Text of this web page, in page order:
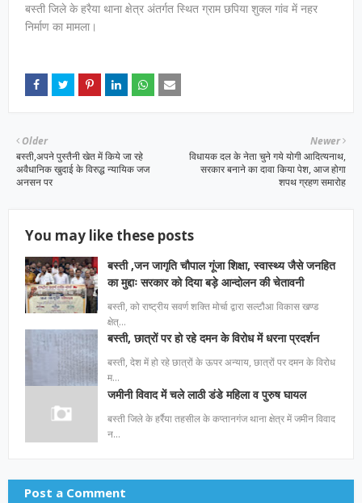
बस्ती जिले के हरैया थाना क्षेत्र अंतर्गत स्थित ग्राम छपिया शुक्ल गांव में नहर
निर्माण का मामला।
Newer
विधायक दल के नेता चुने गये योगी आदित्यनाथ,
सरकार बनाने का दावा किया पेश, आज होगा
शपथ ग्रहण समारोह
Older
बस्ती,अपने पुस्तैनी खेत में किये जा रहे
अवैधानिक खुदाई के विरुद्ध न्यायिक जज
अनसन पर
You may like these posts
बस्ती ,जन जागृति चौपाल गूंजा शिक्षा, स्वास्थ्य जैसे जनहित
का मुद्दाः सरकार को दिया बड़े आन्दोलन की चेतावनी
बस्ती, को राष्ट्रीय सवर्ण शक्ति मोर्चा द्वारा सल्टौआ विकास खण्ड
क्षेत्…
बस्ती, छात्रों पर हो रहे दमन के विरोध में धरना प्रदर्शन
बस्ती, देश में हो रहे छात्रों के ऊपर अन्याय, छात्रों पर दमन के विरोध
म…
जमीनी विवाद में चले लाठी डंडे महिला व पुरुष घायल
बस्ती जिले के हर्रैया तहसील के कप्तानगंज थाना क्षेत्र में जमीन विवाद
न…
Post a Comment